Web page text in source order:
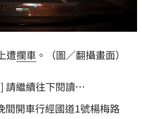
遭攔車 。（圖／翻攝畫面）
請繼續往下閱讀…
間開車行經國道1號楊梅路